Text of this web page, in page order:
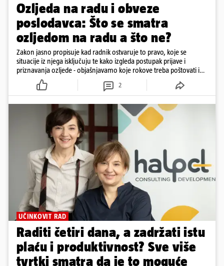
Ozljeda na radu i obveze
poslodavca: Što se smatra
ozljedom na radu a što ne?
Zakon jasno propisuje kad radnik ostvaruje to pravo, koje se
situacije iz njega isključuju te kako izgleda postupak prijave i
priznavanja ozljede - objašnjavamo koje rokove treba poštovati i
koju dokumentaciju prikupiti
2
UČINKOVIT RAD
Raditi četiri dana, a zadržati istu
plaću i produktivnost? Sve više
tvrtki smatra da je to moguće